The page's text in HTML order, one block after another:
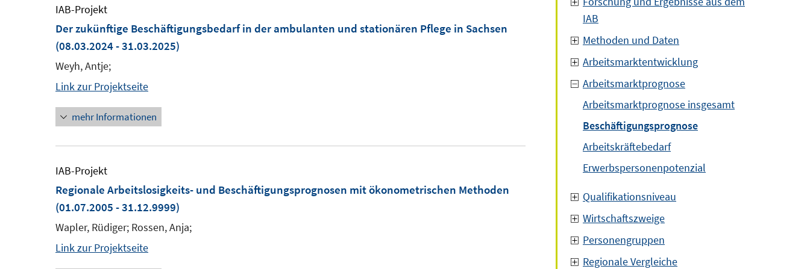
IAB-Projekt
Der zukünftige Beschäftigungsbedarf in der ambulanten und stationären Pflege in Sachsen
(08.03.2024 - 31.03.2025)
Weyh, Antje;
Link zur Projektseite
mehr Informationen
IAB-Projekt
Regionale Arbeitslosigkeits- und Beschäftigungsprognosen mit ökonometrischen Methoden
(01.07.2005 - 31.12.9999)
Wapler, Rüdiger; Rossen, Anja;
Link zur Projektseite
IAB
Methoden und Daten
Arbeitsmarktentwicklung
Arbeitsmarktprognose
Arbeitsmarktprognose insgesamt
Beschäftigungsprognose
Arbeitskräftebedarf
Erwerbspersonenpotenzial
Qualifikationsniveau
Wirtschaftszweige
Personengruppen
Regionale Vergleiche